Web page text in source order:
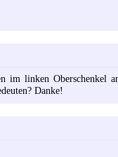
im linken
Danke!